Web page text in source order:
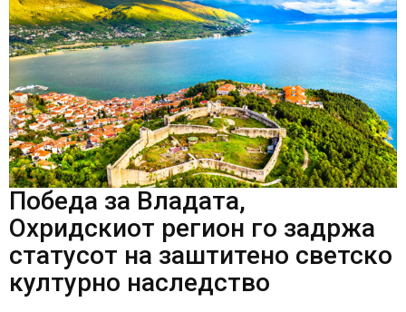
Победа за Владата,
Охридскиот регион го задржа
статусот на заштитено светско
културно наследство